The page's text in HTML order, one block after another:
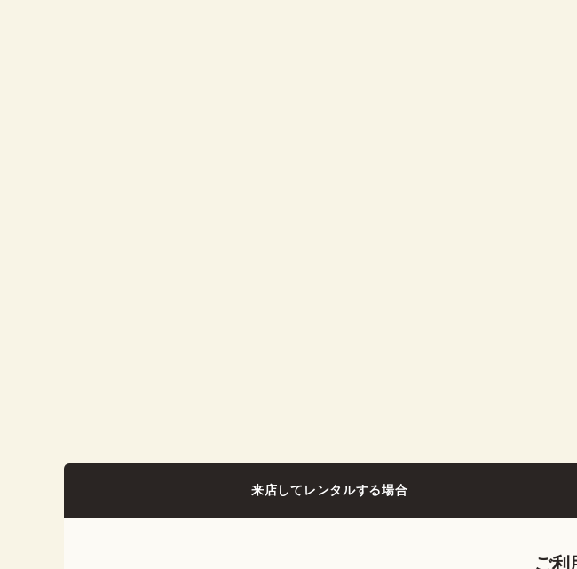
来店してレンタルする場合
ご利